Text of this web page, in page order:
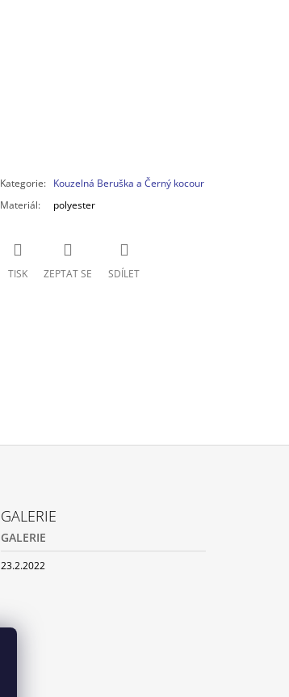
Kategorie: Kouzelná Beruška a Černý kocour
Materiál: polyester
TISK ZEPTAT SE SDÍLET
GALERIE
GALERIE
23.2.2022